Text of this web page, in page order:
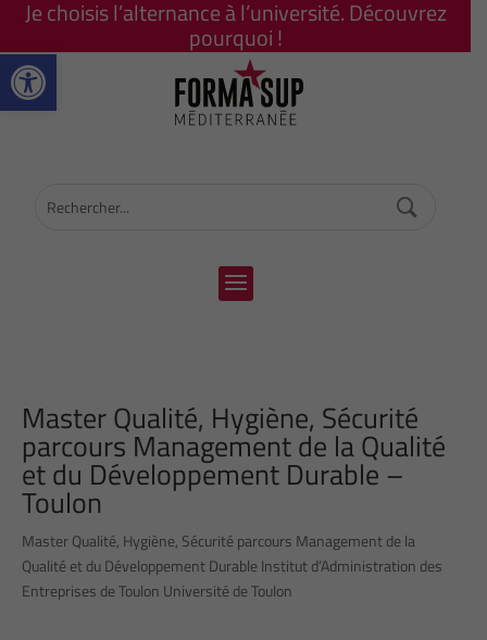
Ouvrir la barre d’outils
Je choisis l’alternance à l’université. Découvrez
pourquoi !
Master Qualité, Hygiène, Sécurité
parcours Management de la Qualité
et du Développement Durable –
Toulon
Master Qualité, Hygiène, Sécurité parcours Management de la
Qualité et du Développement Durable Institut d’Administration des
Entreprises de Toulon Université de Toulon